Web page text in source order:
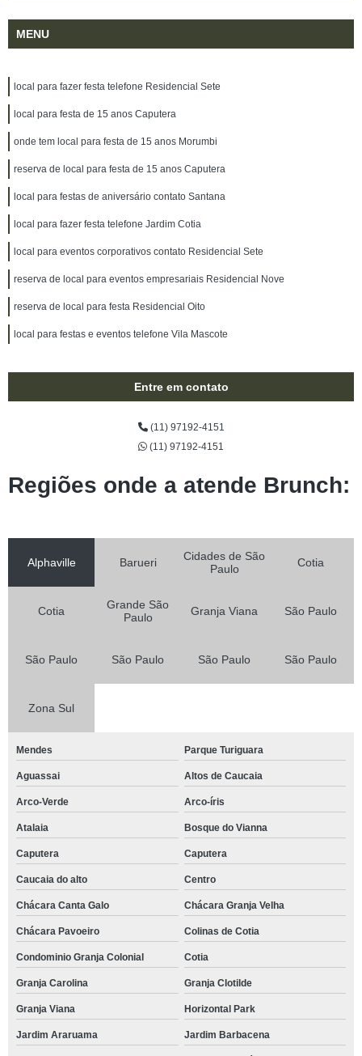
MENU
local para fazer festa telefone Residencial Sete
local para festa de 15 anos Caputera
onde tem local para festa de 15 anos Morumbi
reserva de local para festa de 15 anos Caputera
local para festas de aniversário contato Santana
local para fazer festa telefone Jardim Cotia
local para eventos corporativos contato Residencial Sete
reserva de local para eventos empresariais Residencial Nove
reserva de local para festa Residencial Oito
local para festas e eventos telefone Vila Mascote
Entre em contato
(11) 97192-4151
(11) 97192-4151
Regiões onde a atende Brunch:
Alphaville Barueri
Cidades de São
Paulo
Cotia
Cotia
Grande São
Paulo
Granja Viana São Paulo
São Paulo São Paulo São Paulo São Paulo
Zona Sul
Mendes Parque Turiguara
Aguassai Altos de Caucaia
Arco-Verde Arco-íris
Atalaia Bosque do Vianna
Caputera Caputera
Caucaia do alto Centro
Chácara Canta Galo Chácara Granja Velha
Chácara Pavoeiro Colinas de Cotia
Condominio Granja Colonial Cotia
Granja Carolina Granja Clotilde
Granja Viana Horizontal Park
Jardim Araruama Jardim Barbacena